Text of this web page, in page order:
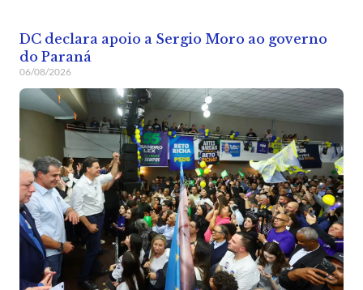
DC declara apoio a Sergio Moro ao governo
do Paraná
06/08/2026